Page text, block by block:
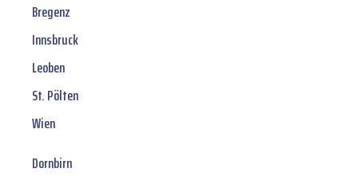
Bregenz
Innsbruck
Leoben
St. Pölten
Wien
Dornbirn